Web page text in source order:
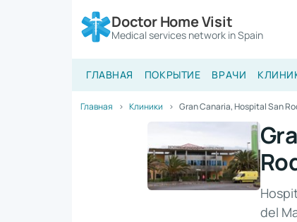
Doctor Home Visit
Medical services network in Spain
ГЛАВНАЯ ПОКРЫТИЕ ВРАЧИ
Главная Клиники Gran Canaria, Hospital San
del